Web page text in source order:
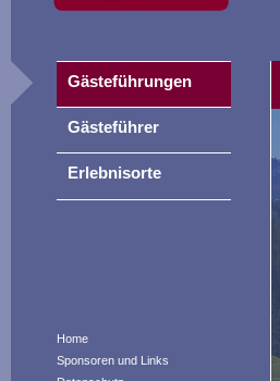
Home
Sponsoren und Links
Gästeführungen
Gästeführer
Erlebnisorte